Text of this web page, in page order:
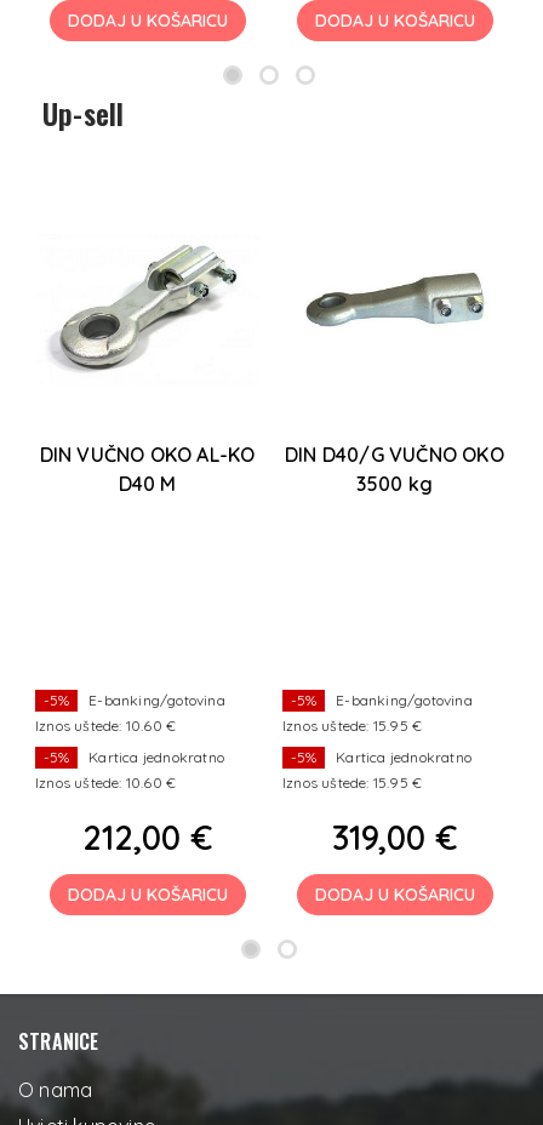
DODAJ U KOŠARICU DODAJ U KOŠARICU
Up-sell
DIN VUČNO OKO AL-KO
D40 M
-5%
E-banking/gotovina
Iznos uštede: 10.60 €
-5%
Kartica jednokratno
Iznos uštede: 10.60 €
212,00 €
DODAJ U KOŠARICU
DIN D40/G VUČNO OKO
3500 kg
-5%
E-banking/gotovina
Iznos uštede: 15.95 €
-5%
Kartica jednokratno
Iznos uštede: 15.95 €
319,00 €
DODAJ U KOŠARICU
STRANICE
O nama